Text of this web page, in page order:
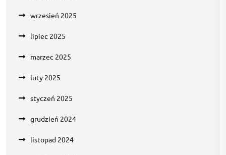
wrzesień 2025
lipiec 2025
marzec 2025
luty 2025
styczeń 2025
grudzień 2024
listopad 2024